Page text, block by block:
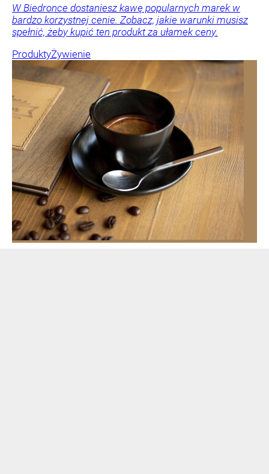
W Biedronce dostaniesz kawę popularnych marek w
bardzo korzystnej cenie. Zobacz, jakie warunki musisz
spełnić, żeby kupić ten produkt za ułamek ceny.
ProduktyŻywienie